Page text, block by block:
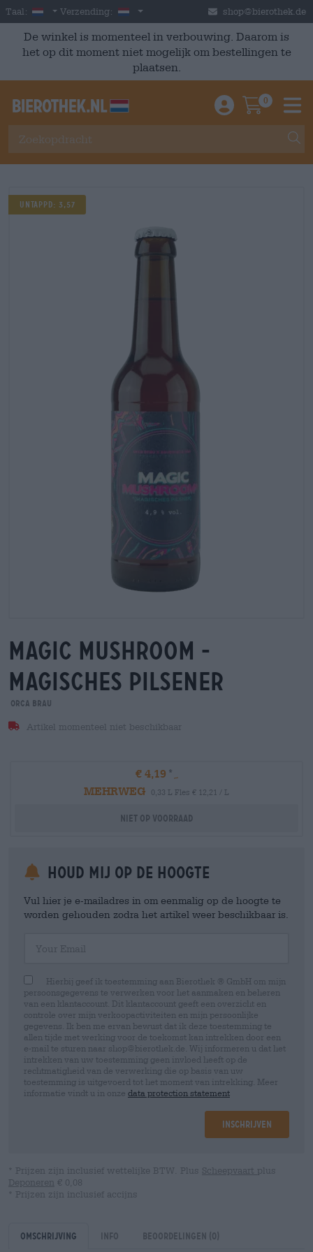
Skip to main content
Taal: Dutch
Verzending: Nederland shop@bierothek.de
De winkel is momenteel in verbouwing. Daarom is
het op dit moment niet mogelijk om bestellingen te
plaatsen.
Einloggen /
0
Untappd: 3,57
magic mushroom -
magisches pilsener
orca brau
Artikel momenteel niet beschikbaar
€ 4,19
MEHRWEG
0,33 L Fles € 12,21 / L
Niet op voorraad
Houd mij op de hoogte
Vul hier je e-mailadres in om eenmalig op de hoogte te
worden gehouden zodra het artikel weer beschikbaar is.
Hierbij geef ik toestemming aan Bierothek ® GmbH om mijn
persoonsgegevens te verwerken voor het aanmaken en beheren
van een klantaccount. Dit klantaccount geeft een overzicht en
controle over mijn verkoopactiviteiten en mijn persoonlijke
gegevens. Ik ben me ervan bewust dat ik deze toestemming te
allen tijde met werking voor de toekomst kan intrekken door een
e-mail te sturen naar shop@bierothek.de. Wij informeren u dat het
intrekken van uw toestemming geen invloed heeft op de
rechtmatigheid van de verwerking die op basis van uw
toestemming is uitgevoerd tot het moment van intrekking. Meer
informatie vindt u in onze data protection statement
Inschrijven
* Prijzen zijn inclusief wettelijke BTW. Plus Scheepvaart plus
Deponeren € 0,08
* Prijzen zijn inclusief accijns
Omschrijving Info Beoordelingen (0)